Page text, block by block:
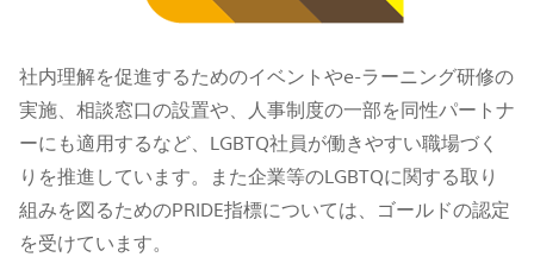
社内理解を促進するためのイベントやe-ラーニング研修の
実施、相談窓口の設置や、人事制度の一部を同性パートナ
ーにも適用するなど、LGBTQ社員が働きやすい職場づく
りを推進しています。また企業等のLGBTQに関する取り
組みを図るためのPRIDE指標については、ゴールドの認定
を受けています。